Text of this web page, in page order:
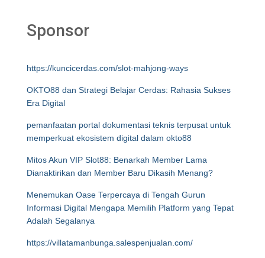
Sponsor
https://kuncicerdas.com/slot-mahjong-ways
OKTO88 dan Strategi Belajar Cerdas: Rahasia Sukses
Era Digital
pemanfaatan portal dokumentasi teknis terpusat untuk
memperkuat ekosistem digital dalam okto88
Mitos Akun VIP Slot88: Benarkah Member Lama
Dianaktirikan dan Member Baru Dikasih Menang?
Menemukan Oase Terpercaya di Tengah Gurun
Informasi Digital Mengapa Memilih Platform yang Tepat
Adalah Segalanya
https://villatamanbunga.salespenjualan.com/